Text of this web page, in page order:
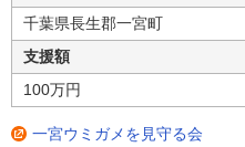
千葉県長生郡一宮町
支援額
100万円
一宮ウミガメを見守る会